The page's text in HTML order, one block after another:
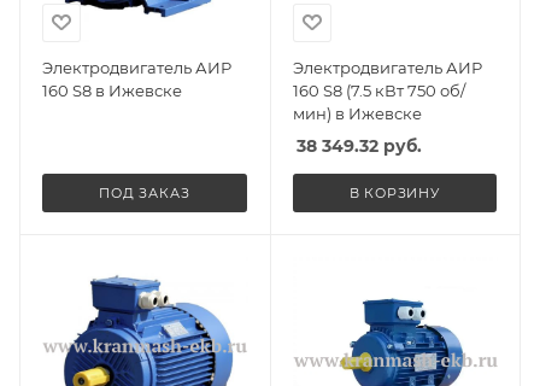
Электродвигатель АИР
160 S8 в Ижевске
ПОД ЗАКАЗ
Электродвигатель АИР
160 S8 (7.5 кВт 750 об/
мин) в Ижевске
38 349.32руб.
В КОРЗИНУ